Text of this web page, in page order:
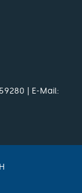
| E-Mail: